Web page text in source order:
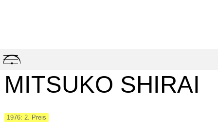
Skip
to
content
MITSUKO SHIRAI
1976: 2. Preis